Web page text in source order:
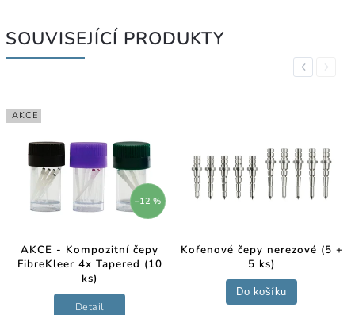
SOUVISEJÍCÍ PRODUKTY
Previous
AKCE
–12 %
AKCE - Kompozitní čepy
FibreKleer 4x Tapered (10
ks)
Detail
Kořenové čepy nerezové (5 +
5 ks)
Do košíku
Next